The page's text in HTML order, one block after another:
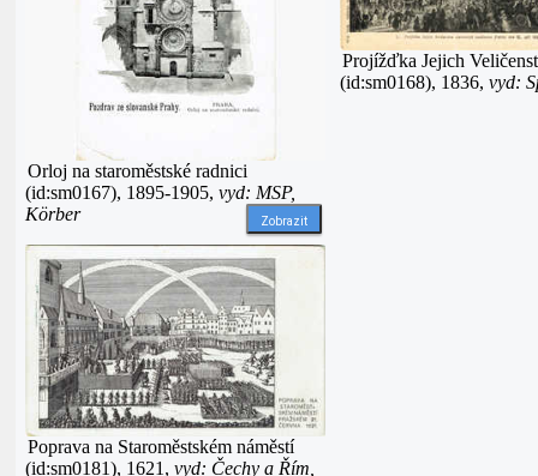
Orloj na staroměstské radnici
(id:sm0167), 1895-1905, vyd: MSP,
Körber
Zobrazit
Projížďka Jejich
(id:sm0168), 1836, vyd:
Poprava na Staroměstském náměstí
(id:sm0181), 1621, vyd: Čechy a Řím,